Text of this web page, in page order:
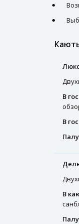
Люкс
В
В
В